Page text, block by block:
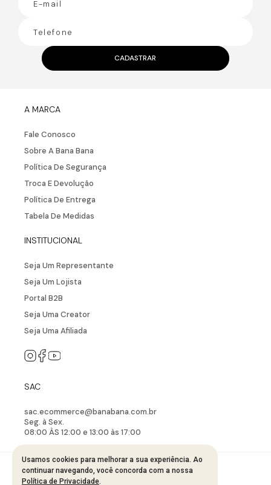
Usamos cookies para melhorar a sua experiência. Ao
continuar navegando, você concorda com a nossa
Política de Privacidade.
CADASTRAR
A MARCA
Fale Conosco
Sobre A Bana Bana
Política De Segurança
Troca E Devolução
Política De Entrega
Tabela De Medidas
INSTITUCIONAL
Seja Um Representante
Seja Um Lojista
Portal B2B
Seja Uma Creator
Seja Uma Afiliada
SAC
sac.ecommerce@banabana.com.br
Seg. à Sex.
08:00 ÀS 12:00 e 13:00 às 17:00